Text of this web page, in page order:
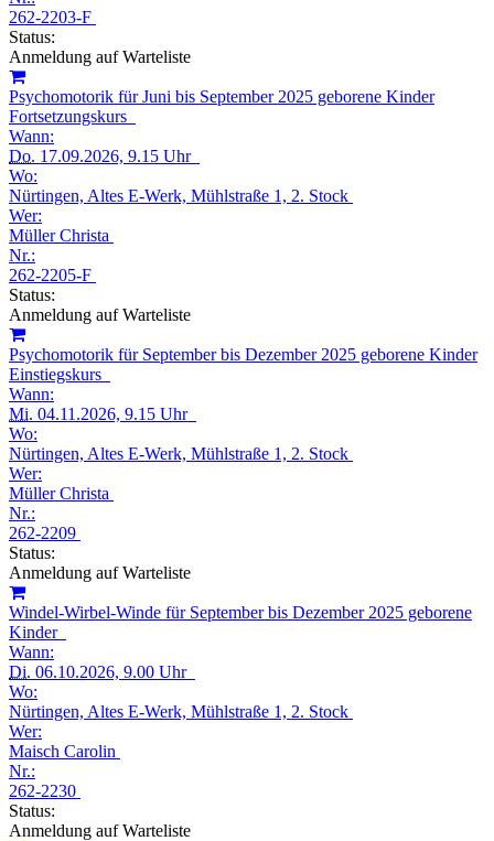
262-2203-F
Status:
Anmeldung auf Warteliste
Psychomotorik für Juni bis September 2025 geborene Kinder
Fortsetzungskurs
Wann:
Do. 17.09.2026, 9.15 Uhr
Wo:
Nürtingen, Altes E-Werk, Mühlstraße 1, 2. Stock
Wer:
Müller Christa
Nr.:
262-2205-F
Status:
Anmeldung auf Warteliste
Psychomotorik für September bis Dezember 2025 geborene Kinder
Einstiegskurs
Wann:
Mi. 04.11.2026, 9.15 Uhr
Wo:
Nürtingen, Altes E-Werk, Mühlstraße 1, 2. Stock
Wer:
Müller Christa
Nr.:
262-2209
Status:
Anmeldung auf Warteliste
Windel-Wirbel-Winde für September bis Dezember 2025 geborene
Kinder
Wann:
Di. 06.10.2026, 9.00 Uhr
Wo:
Nürtingen, Altes E-Werk, Mühlstraße 1, 2. Stock
Wer:
Maisch Carolin
Nr.:
262-2230
Status:
Anmeldung auf Warteliste